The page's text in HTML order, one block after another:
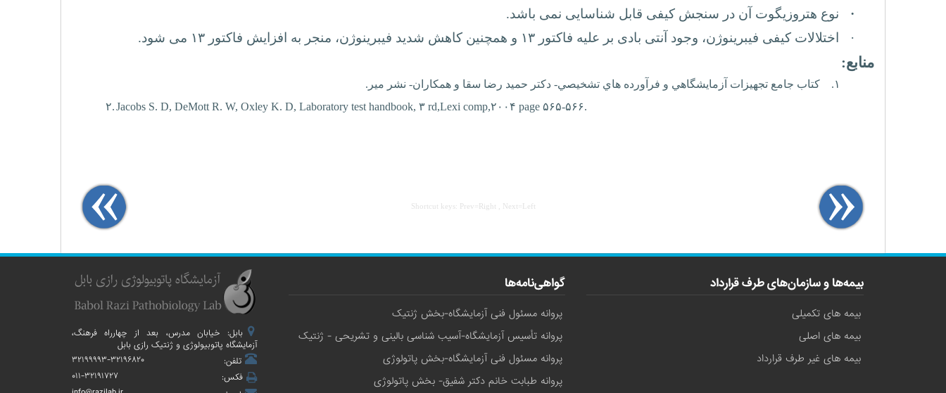
·
نوع هتروزیگوت آن در سنجش کیفی قابل شناسایی نمی باشد.
·
اختلالات کیفی فیبرینوژن، وجود آنتی بادی بر علیه فاکتور ۱۳ و همچنین کاهش شدید فیبرینوژن، منجر به افزایش فاکتور ۱۳ می شود.
منابع:
۱.
کتاب جامع تجهيزات آزمايشگاهي و فرآورده هاي تشخيصي- دکتر حميد رضا سقا و همکاران- نشر مير.
۲.Jacobs S. D, DeMott R. W, Oxley K. D, Laboratory test handbook, ۳ rd,Lexi comp,۲۰۰۴ page ۵۶۵-۵۶۶.
Shortcut keys: Prev=Right , Next=Left
بیمه‌ها و سازمان‌های طرف قرارداد
بیمه های تکمیلی
بیمه های اصلی
بیمه های غیر طرف قرارداد
گواهی‌نامه‌ها
پروانه مسئول فنی آزمایشگاه-بخش ژنتیک
پروانه تأسیس آزمایشگاه-آسیب شناسی بالینی و تشریحی - ژنتیک
پروانه مسئول فنی آزمایشگاه-بخش پاتولوژی
پروانه طبابت خانم دکتر شفیق- بخش پاتولوژی
بابل: خیابان مدرس، بعد از چهارراه فرهنگ،
آزمایشگاه پاتوبیولوژی و ژنتیک رازی بابل
تلفن:
۳۲۱۹۹۹۹۳-۳۲۱۹۶۸۲۰
فکس:
۰۱۱-۳۲۱۹۱۷۲۷